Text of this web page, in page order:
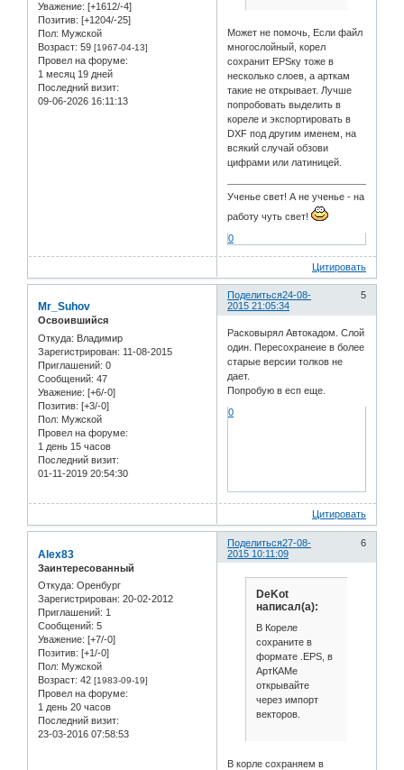
Уважение: [+1612/-4]
Позитив: [+1204/-25]
Пол: Мужской
Возраст: 59 [1967-04-13]
Провел на форуме:
1 месяц 19 дней
Последний визит:
09-06-2026 16:11:13
Может не помочь, Если файл
многослойный, корел
сохранит EPSку тоже в
несколько слоев, а арткам
такие не открывает. Лучше
попробовать выделить в
кореле и экспортировать в
DXF под другим именем, на
всякий случай обзови
цифрами или латиницей.
Ученье свет! А не ученье - на
работу чуть свет!
0
Цитировать
Поделиться 5
24-08-
2015 21:05:34
Mr_Suhov
Освоившийся
Откуда: Владимир
Зарегистрирован: 11-08-2015
Приглашений: 0
Сообщений: 47
Уважение: [+6/-0]
Позитив: [+3/-0]
Пол: Мужской
Провел на форуме:
1 день 15 часов
Последний визит:
01-11-2019 20:54:30
Расковырял Автокадом. Слой
один. Пересохранеие в более
старые версии толков не
дает.
Попробую в есп еще.
0
Цитировать
Поделиться 6
27-08-
2015 10:11:09
Alex83
Заинтересованный
Откуда: Оренбург
Зарегистрирован: 20-02-2012
Приглашений: 1
Сообщений: 5
Уважение: [+7/-0]
Позитив: [+1/-0]
Пол: Мужской
Возраст: 42 [1983-09-19]
Провел на форуме:
1 день 20 часов
Последний визит:
23-03-2016 07:58:53
DeKot
написал(а):
В Кореле
сохраните в
формате .EPS, в
АртКАМе
открывайте
через импорт
векторов.
В корле сохраняем в